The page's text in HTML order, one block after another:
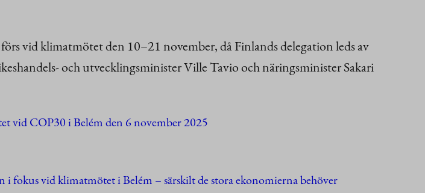
vid klimatmötet den 10–21 november, då Finlands delegation leds av
och utvecklingsminister Ville Tavio och näringsminister Sakari
vid COP30 i Belém den 6 november 2025
fokus vid klimatmötet i Belém – särskilt de stora ekonomierna behöver